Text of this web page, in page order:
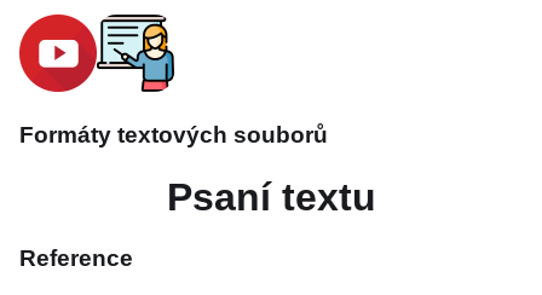
Formáty textových souborů
Psaní textu
Reference